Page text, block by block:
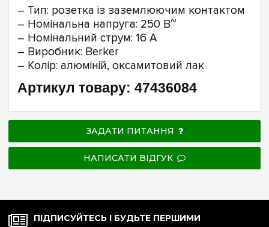
– Тип: розетка із заземлюючим контактом
– Номінальна напруга: 250 В~
– Номінальний струм: 16 A
– Виробник: Berker
– Колір: алюміній, оксамитовий лак
Артикул товару: 47436084
ЗАДАТИ ПИТАННЯ
НАПИСАТИ ВІДГУК
ПІДПИСУЙТЕСЬ І БУДЬТЕ ПЕРШИМИ